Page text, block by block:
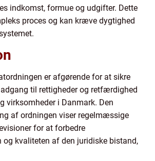
indkomst, formue og udgifter. Dette
proces og kan kræve dygtighed
er afgørende for at sikre
til rettigheder og retfærdighed
virksomheder i Danmark. Den
af ordningen viser regelmæssige
for at forbedre
kvaliteten af den juridiske bistand,